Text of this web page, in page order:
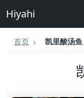
Hiyahi
首页 凯里酸汤鱼